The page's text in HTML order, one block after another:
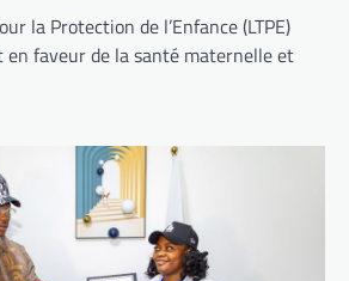
la Protection de l’Enfance (LTPE)
en faveur de la santé maternelle et